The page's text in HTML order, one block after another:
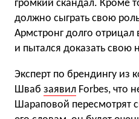
громкий скандал. Кроме
должно сыграть свою
Армстронг долго
и пытался доказать свою
Эксперт по брендингу из
Шваб заявил Forbes, что
Шараповой пересмотрят